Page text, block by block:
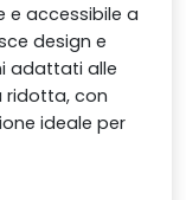
e accessibile a
design e
adattati alle
ridotta, con
ideale per